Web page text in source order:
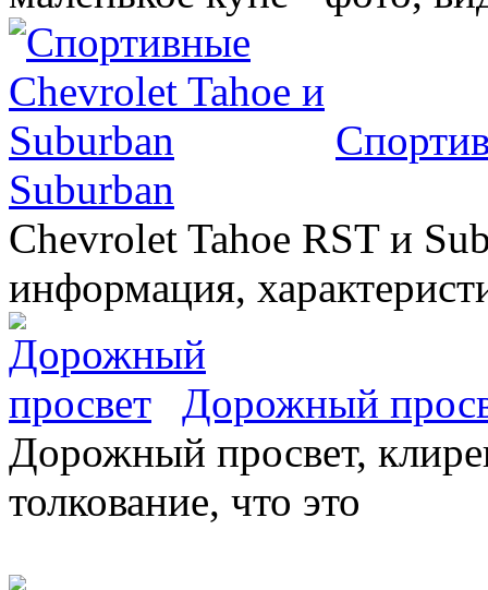
Suburban
Chevrolet Tahoe RST и
информация,
Дорожный
Дорожный просвет,
толкование, что это